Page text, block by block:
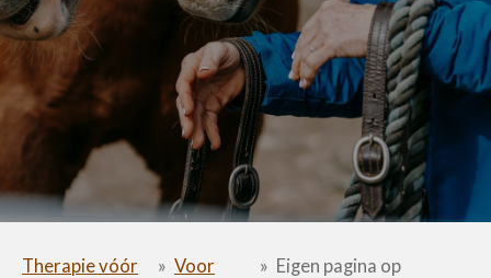
Therapie vóór
» Voor
» Eigen pagina op